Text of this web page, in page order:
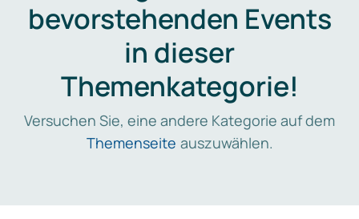
bevorstehenden Events
in dieser
Themenkategorie!
Versuchen Sie, eine andere Kategorie auf dem
Themenseite auszuwählen.